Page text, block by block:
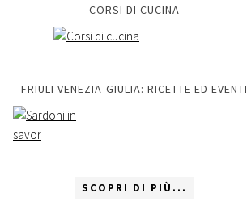
CORSI DI CUCINA
FRIULI VENEZIA-GIULIA: RICETTE ED EVENTI
SCOPRI DI PIÙ...